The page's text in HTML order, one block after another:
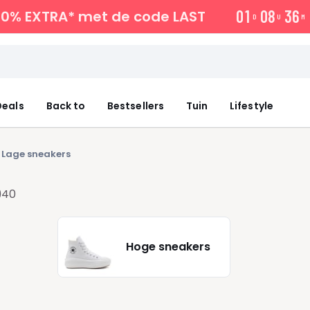
EXTRA* met de code LAST 01 D 08 U 36 M
Back to Bestsellers Tuin Lifestyle
Lage sneakers
Hoge sneakers